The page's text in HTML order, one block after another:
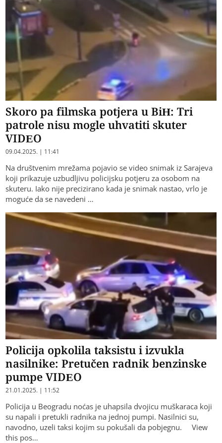
Skoro pa filmska potjera u BiH: Tri
patrole nisu mogle uhvatiti skuter
VIDEO
09.04.2025. | 11:41
Na društvenim mrežama pojavio se video snimak iz Sarajeva
koji prikazuje uzbudljivu policijsku potjeru za osobom na
skuteru. Iako nije precizirano kada je snimak nastao, vrlo je
moguće da se navedeni …
Policija opkolila taksistu i izvukla
nasilnike: Pretučen radnik benzinske
pumpe VIDEO
21.01.2025. | 11:52
Policija u Beogradu noćas je uhapsila dvojicu muškaraca koji
su napali i pretukli radnika na jednoj pumpi. Nasilnici su,
navodno, uzeli taksi kojim su pokušali da pobjegnu. View
this pos…